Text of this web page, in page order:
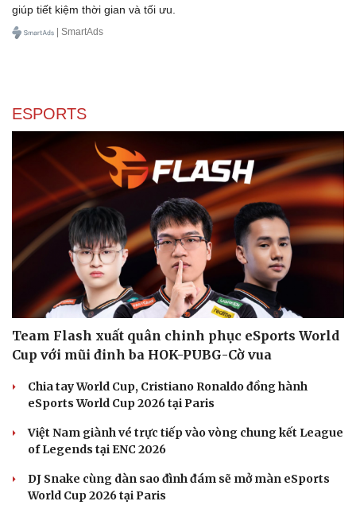
Sân khấu - Điện ảnh
Văn học
Âm nhạc
Di sản
Giải trí
Nghệ sĩ
Thời trang
Sao Việt
giúp tiết kiệm thời gian và tối ưu.
| SmartAds
ESPORTS
Team Flash xuất quân chinh phục eSports World
Cup với mũi đinh ba HOK-PUBG-Cờ vua
Chia tay World Cup, Cristiano Ronaldo đồng hành
eSports World Cup 2026 tại Paris
Việt Nam giành vé trực tiếp vào vòng chung kết League
of Legends tại ENC 2026
DJ Snake cùng dàn sao đình đám sẽ mở màn eSports
World Cup 2026 tại Paris